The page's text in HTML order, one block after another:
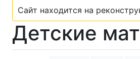
Сайт находится на
Детские